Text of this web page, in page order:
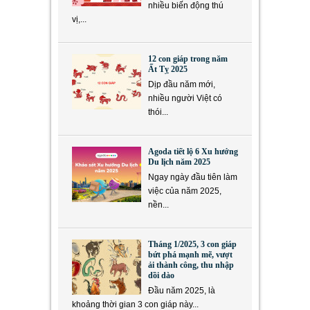
nhiều biến động thú
vị,...
12 con giáp trong năm
Ất Tỵ 2025
Dịp đầu năm mới,
nhiều người Việt có
thói...
Agoda tiết lộ 6 Xu hướng
Du lịch năm 2025
Ngay ngày đầu tiên làm
việc của năm 2025,
nền...
Tháng 1/2025, 3 con giáp
bứt phá mạnh mẽ, vượt
ải thành công, thu nhập
dồi dào
Đầu năm 2025, là
khoảng thời gian 3 con giáp này...